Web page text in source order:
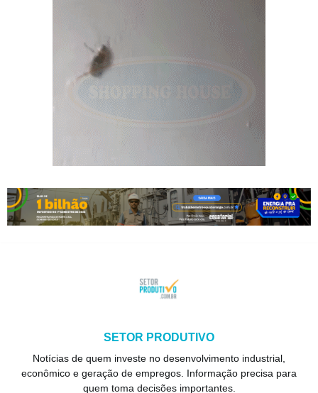
SETOR PRODUTIVO
Notícias de quem investe no desenvolvimento industrial,
econômico e geração de empregos. Informação precisa para
quem toma decisões importantes.